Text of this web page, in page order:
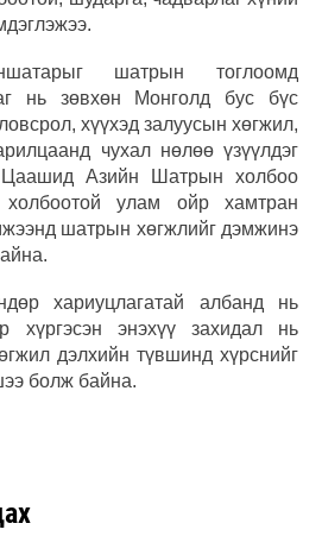
шатрын тоглоомд
нь зөвхөн Монголд бус бүс
хүүхэд залуусын хөгжил,
чухал нөлөө үзүүлдэг
Цаашид Азийн Шатрын холбоо
улам ойр хамтран
шатрын хөгжлийг дэмжинэ
хариуцлагатай албанд нь
хүргэсэн энэхүү захидал нь
дэлхийн түвшинд хүрснийг
болж байна.